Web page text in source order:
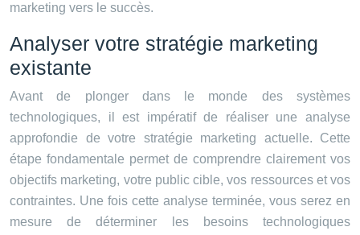
marketing vers le succès.
Analyser votre stratégie marketing
existante
Avant de plonger dans le monde des systèmes
technologiques, il est impératif de réaliser une analyse
approfondie de votre stratégie marketing actuelle. Cette
étape fondamentale permet de comprendre clairement vos
objectifs marketing, votre public cible, vos ressources et vos
contraintes. Une fois cette analyse terminée, vous serez en
mesure de déterminer les besoins technologiques